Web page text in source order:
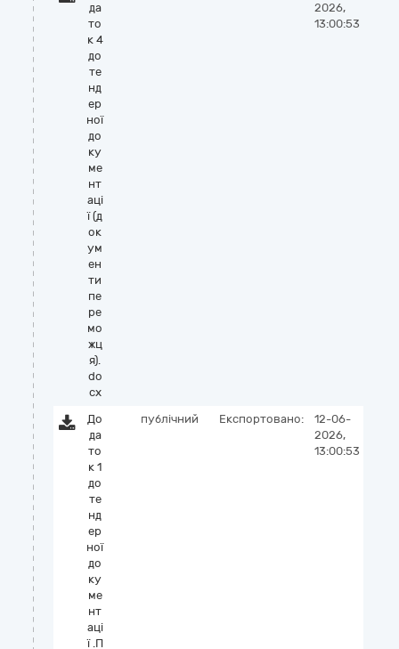
да
то
к 4
до
те
нд
ер
ної
до
ку
ме
нт
аці
ї (д
ок
ум
ен
ти
пе
ре
мо
жц
я).
do
cx
2026,
13:00:53
До
да
то
к 1
до
те
нд
ер
ної
до
ку
ме
нт
аці
ї .П
публічний Експортовано:
12-06-
2026,
13:00:53